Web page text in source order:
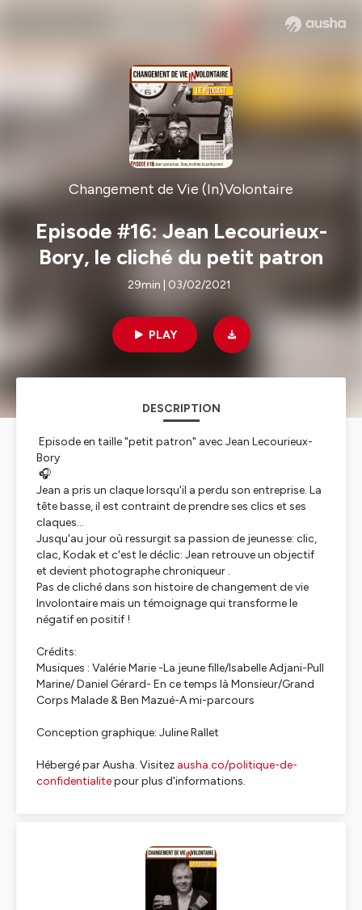
Changement de Vie (In)Volontaire
Episode #16: Jean Lecourieux-
Bory, le cliché du petit patron
29min | 03/02/2021
PLAY
DESCRIPTION
Episode en taille "petit patron" avec Jean Lecourieux-
Bory
🎧
Jean a pris un claque lorsqu'il a perdu son entreprise. La
tête basse, il est contraint de prendre ses clics et ses
claques...
Jusqu'au jour où ressurgit sa passion de jeunesse: clic,
clac, Kodak et c'est le déclic: Jean retrouve un objectif
et devient photographe chroniqueur .
Pas de cliché dans son histoire de changement de vie
Involontaire mais un témoignage qui transforme le
négatif en positif !
Crédits:
Musiques : Valérie Marie -La jeune fille/Isabelle Adjani-Pull
Marine/ Daniel Gérard- En ce temps là Monsieur/Grand
Corps Malade & Ben Mazué-A mi-parcours
Conception graphique: Juline Rallet
Hébergé par Ausha. Visitez ausha.co/politique-de-
confidentialitepour plus d'informations.